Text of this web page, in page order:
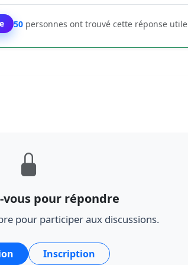
50 personnes ont trouvé cette réponse utile
vous pour répondre
pour participer aux discussions.
Inscription